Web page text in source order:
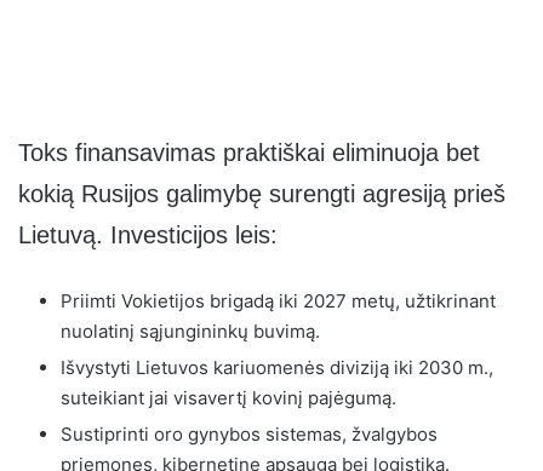
Toks finansavimas praktiškai eliminuoja bet
kokią Rusijos galimybę surengti agresiją prieš
Lietuvą. Investicijos leis:
Priimti Vokietijos brigadą iki 2027 metų, užtikrinant
nuolatinį sąjungininkų buvimą.
Išvystyti Lietuvos kariuomenės diviziją iki 2030 m.,
suteikiant jai visavertį kovinį pajėgumą.
Sustiprinti oro gynybos sistemas, žvalgybos
priemones, kibernetinę apsaugą bei logistiką.